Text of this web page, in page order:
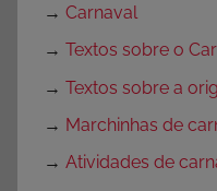
→ Carnaval
→ Textos sobre o
→ Textos sobre a
→ Marchinhas de
→ Atividades de